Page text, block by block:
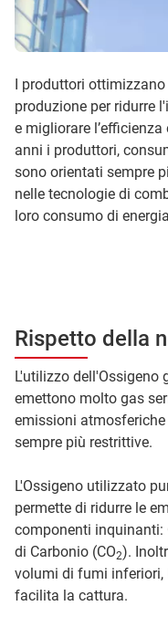
I produttori
produzione per ridurre
e migliorare
anni i produttori,
sono orientati sempre
nelle tecnologie di
loro consumo di
Rispetto della
L'utilizzo dell'Ossigeno
emettono molto gas
emissioni
sempre più restrittive.
L'Ossigeno utilizzato
permette di ridurre le
componenti inquinanti:
di Carbonio (CO2).
volumi di fumi inferiori,
facilita la cattura.